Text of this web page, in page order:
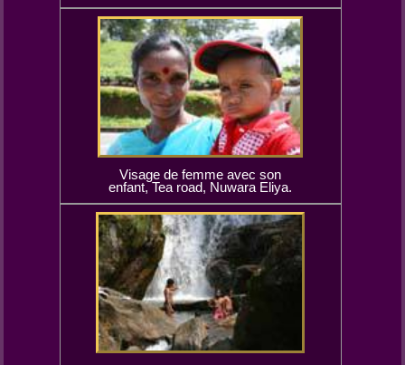
Visage de femme avec son
enfant, Tea road, Nuwara Eliya.